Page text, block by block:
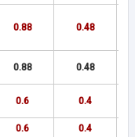
0.88 0.48
0.88 0.48
0.6 0.4
0.6
0.4